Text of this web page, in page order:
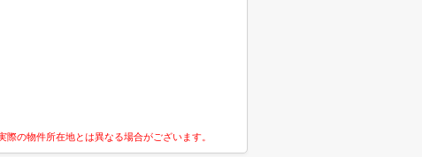
の物件所在地とは異なる場合がございます。